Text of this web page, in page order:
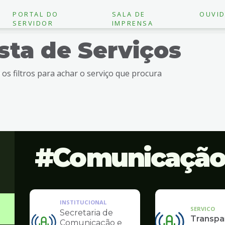
PORTAL DO
SERVIDOR
SALA DE
IMPRENSA
de Serviços
os filtros para achar o serviço que procura
INSTITUCIONAL
Secretaria de
Comunicação e
SERVICO